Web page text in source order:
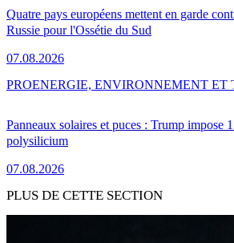
Quatre pays européens mettent en garde
Russie pour l'Ossétie du Sud
07.08.2026
Panneaux solaires et puces : Trump impose
polysilicium
07.08.2026
PROENERGIE, ENVIRONNEMENT ET
PLUS DE CETTE SECTION